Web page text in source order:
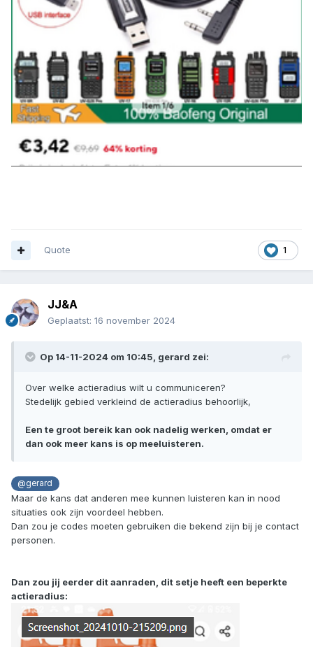
1
Quote
JJ&A
Geplaatst: 16 november 2024
Op 14-11-2024 om 10:45, gerard zei:
Over welke actieradius wilt u communiceren?
Stedelijk gebied verkleind de actieradius behoorlijk,
Een te groot bereik kan ook nadelig werken, omdat er
dan ook meer kans is op meeluisteren.
@gerard
Maar de kans dat anderen mee kunnen luisteren kan in nood
situaties ook zijn voordeel hebben.
Dan zou je codes moeten gebruiken die bekend zijn bij je contact
personen.
Dan zou jij eerder dit aanraden, dit setje heeft een beperkte
actieradius: